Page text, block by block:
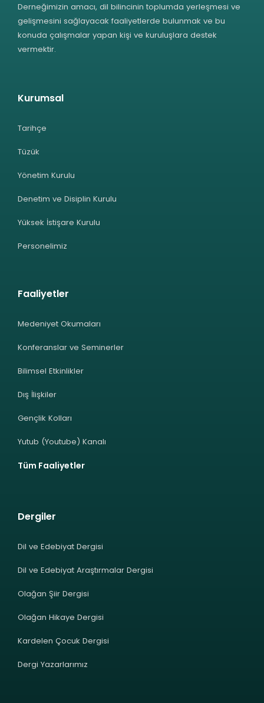
Derneğimizin amacı, dil bilincinin toplumda yerleşmesi ve
gelişmesini sağlayacak faaliyetlerde bulunmak ve bu
konuda çalışmalar yapan kişi ve kuruluşlara destek
vermektir.
Kurumsal
Tarihçe
Tüzük
Yönetim Kurulu
Denetim ve Disiplin Kurulu
Yüksek İstişare Kurulu
Personelimiz
Faaliyetler
Medeniyet Okumaları
Konferanslar ve Seminerler
Bilimsel Etkinlikler
Dış İlişkiler
Gençlik Kolları
Yutub (Youtube) Kanalı
Tüm Faaliyetler
Dergiler
Dil ve Edebiyat Dergisi
Dil ve Edebiyat Araştırmalar Dergisi
Olağan Şiir Dergisi
Olağan Hikaye Dergisi
Kardelen Çocuk Dergisi
Dergi Yazarlarımız